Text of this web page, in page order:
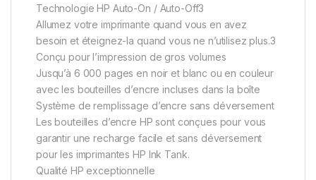
Technologie HP Auto-On / Auto-Off3
Allumez votre imprimante quand vous en avez
besoin et éteignez-la quand vous ne n’utilisez plus.3
Conçu pour l’impression de gros volumes
Jusqu’à 6 000 pages en noir et blanc ou en couleur
avec les bouteilles d’encre incluses dans la boîte
Système de remplissage d’encre sans déversement
Les bouteilles d’encre HP sont conçues pour vous
garantir une recharge facile et sans déversement
pour les imprimantes HP Ink Tank.
Qualité HP exceptionnelle